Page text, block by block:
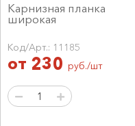
Карнизная планка
широкая
Код/Арт.: 11185
от 230 руб./шт